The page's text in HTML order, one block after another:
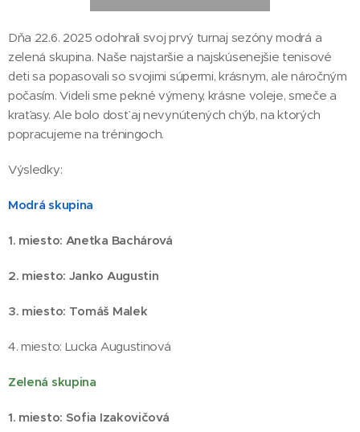
Dňa 22.6. 2025 odohrali svoj prvý turnaj sezóny modrá a
zelená skupina. Naše najstaršie a najskúsenejšie tenisové
deti sa popasovali so svojimi súpermi, krásnym, ale náročným
počasím. Videli sme pekné výmeny, krásne voleje, smeče a
kraťasy. Ale bolo dosť aj nevynútených chýb, na ktorých
popracujeme na tréningoch.
Výsledky:
Modrá skupina
1. miesto: Anetka Bachárová
2. miesto: Janko Augustin
3. miesto: Tomáš Malek
4. miesto: Lucka Augustinová
Zelená skupina
1. miesto: Sofia Izakovičová